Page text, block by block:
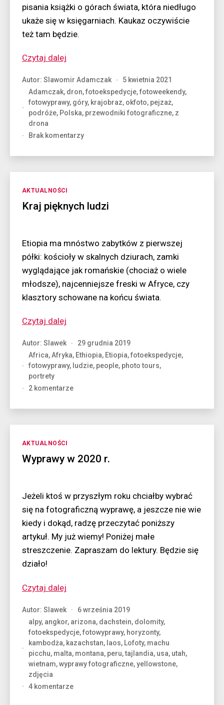
pisania książki o górach świata, która niedługo
ukaże się w księgarniach. Kaukaz oczywiście
też tam będzie.
Czytaj dalej
Autor: Slawomir Adamczak
5 kwietnia 2021
Adamczak, dron,fotoekspedycje,fotoweekendy,
fotowyprawy, góry, krajobraz, okfoto, pejzaż,
podróże, Polska, przewodniki fotograficzne, z
drona
Brak komentarzydo
Okfoto
Kategorie
AKTUALNOŚCI
Kraj pięknych ludzi
Etiopia ma mnóstwo zabytków z pierwszej
półki: kościoły w skalnych dziurach, zamki
wyglądające jak romańskie (chociaż o wiele
młodsze), najcenniejsze freski w Afryce, czy
klasztory schowane na końcu świata.
Czytaj dalej
ludzi”
Autor: Slawek
29 grudnia 2019
Africa,Afryka, Ethiopia, Etiopia,fotoekspedycje,
fotowyprawy, ludzie, people, photo tours,
portrety
2 komentarzedo
pięknych
Kategorie
AKTUALNOŚCI
Wyprawy w 2020 r.
Jeżeli ktoś w przyszłym roku chciałby wybrać
się na fotograficzną wyprawę, a jeszcze nie wie
kiedy i dokąd, radzę przeczytać poniższy
artykuł. My już wiemy! Poniżej małe
streszczenie. Zapraszam do lektury. Będzie się
działo!
Czytaj dalej
2020
r.”
Autor: Slawek
6 września 2019
alpy, angkor, arizona, dachstein, dolomity,
fotoekspedycje,fotowyprawy, horyzonty,
kambodża, kazachstan, laos, Lofoty, machu
picchu, malta, montana, peru,tajlandia, usa, utah,
wietnam,wyprawy fotograficzne,yellowstone,
zdjęcia
4 komentarzedo